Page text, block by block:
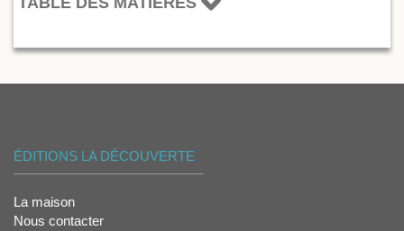
ÉDITIONS LA DÉCOUVERTE
La maison
Nous contacter